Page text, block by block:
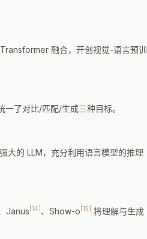
融合，开创视觉-语言预训
一了对比/匹配/生成三种目标。
大的 LLM，充分利用语言模型的推理
Janus [14] 、Show-o [15] 将理解与生成